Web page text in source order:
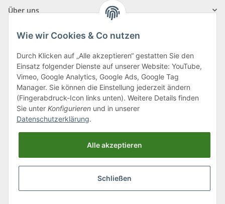
Über uns
Klagenfurter Straße 29
9556 Liebenfels
Montag bis Donnerstag: 8:00 bis 16:30 Uhr
Freitag: 8:00 bis 12:00 Uhr
Tel.:0043 (0) 4262 50900
office@cncshop.at
Wie wir Cookies & Co nutzen
Durch Klicken auf „Alle akzeptieren“ gestatten Sie den
Einsatz folgender Dienste auf unserer Website: YouTube,
Vimeo, Google Analytics, Google Ads, Google Tag
Manager. Sie können die Einstellung jederzeit ändern
(Fingerabdruck-Icon links unten). Weitere Details finden
Sie unter Konfigurieren und in unserer
Datenschutzerklärung.
Alle akzeptieren
Schließen